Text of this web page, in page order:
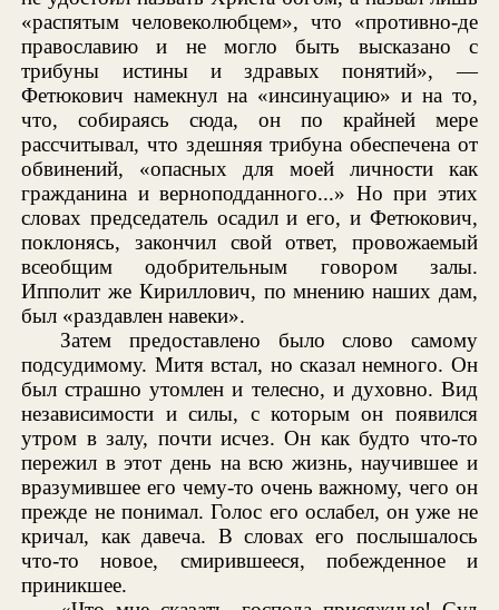
«распятым человеколюбцем», что «противно-де
православию и не могло быть высказано с
трибуны истины и здравых понятий», —
Фетюкович намекнул на «инсинуацию» и на то,
что, собираясь сюда, он по крайней мере
рассчитывал, что здешняя трибуна обеспечена от
обвинений, «опасных для моей личности как
гражданина и верноподданного...» Но при этих
словах председатель осадил и его, и Фетюкович,
поклонясь, закончил свой ответ, провожаемый
всеобщим одобрительным говором залы.
Ипполит же Кириллович, по мнению наших дам,
был «раздавлен навеки».
Затем предоставлено было слово самому
подсудимому. Митя встал, но сказал немного. Он
был страшно утомлен и телесно, и духовно. Вид
независимости и силы, с которым он появился
утром в залу, почти исчез. Он как будто что-то
пережил в этот день на всю жизнь, научившее и
вразумившее его чему-то очень важному, чего он
прежде не понимал. Голос его ослабел, он уже не
кричал, как давеча. В словах его послышалось
что-то новое, смирившееся, побежденное и
приникшее.